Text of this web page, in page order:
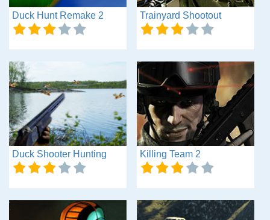
Duck Hunt Remake 2 Trainyard Shootout
Duck Shooter Hunting Killing Team 2